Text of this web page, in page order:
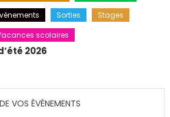
Sorties
Stages
scolaires
2026
VOS ÉVÉNEMENTS